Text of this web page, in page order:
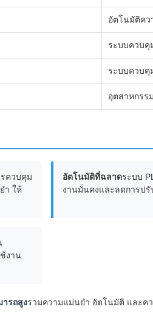
อัตโนมัติคว
ระบบควบคุ
ระบบควบ
อุตสาหกรร
ควบคุม
า ให้
อัตโนมัติที่ฉลาดระบบ
งานมั่นคงและลดการปรั
งาน
ารถสูงรวมความแม่นยํา อัตโนมัติ และค